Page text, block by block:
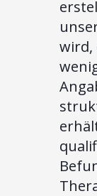
wird,